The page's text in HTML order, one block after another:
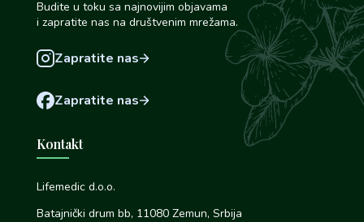
Budite u toku sa najnovijim objavama
i zapratite nas na društvenim mrežama.
Zapratite nas
Zapratite nas
Kontakt
Lifemedic d.o.o.
Batajnički drum bb, 11080 Zemun, Srbija